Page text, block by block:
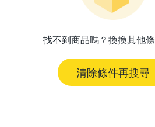
找不到商品嗎？換換其他條
清除條件再搜尋